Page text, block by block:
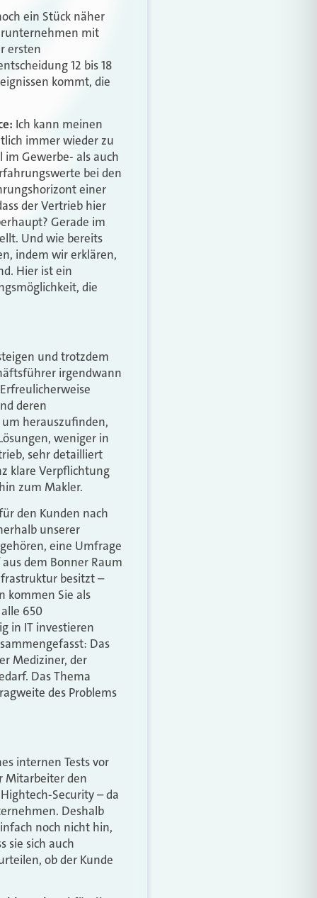
ein Stück näher
mit
ersten
12 bis 18
kommt, die
Ich kann meinen
immer wieder zu
im Gewerbe- als auch
bei den
einer
der Vertrieb hier
Gerade im
Und wie bereits
indem wir erklären,
Hier ist ein
die
und trotzdem
irgendwann
deren
herauszufinden,
weniger in
sehr detailliert
klare Verpflichtung
zum Makler.
den Kunden nach
unserer
eine Umfrage
dem Bonner Raum
besitzt –
kommen Sie als
650
in IT investieren
Das
Mediziner, der
Das Thema
des Problems
internen Tests vor
Mitarbeiter den
Security – da
Deshalb
noch nicht hin,
sie sich auch
ob der Kunde